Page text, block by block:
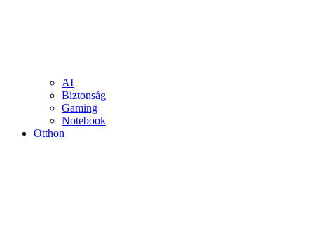
AI
Biztonság
Gaming
Notebook
Otthon